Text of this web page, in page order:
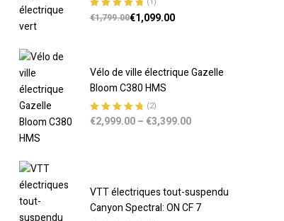
Note5.00sur
€1,799.00€1,099.00
Vélo de ville électrique Gazelle
Bloom C380 HMS
Note5.00 sur
(2)
€2,999.00– €3,399.00
VTT électriques tout-suspendu
Canyon Spectral: ON CF 7